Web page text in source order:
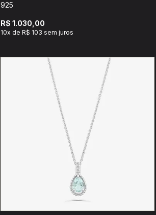
925
R$ 1.030,00
10x de R$ 103 sem juros